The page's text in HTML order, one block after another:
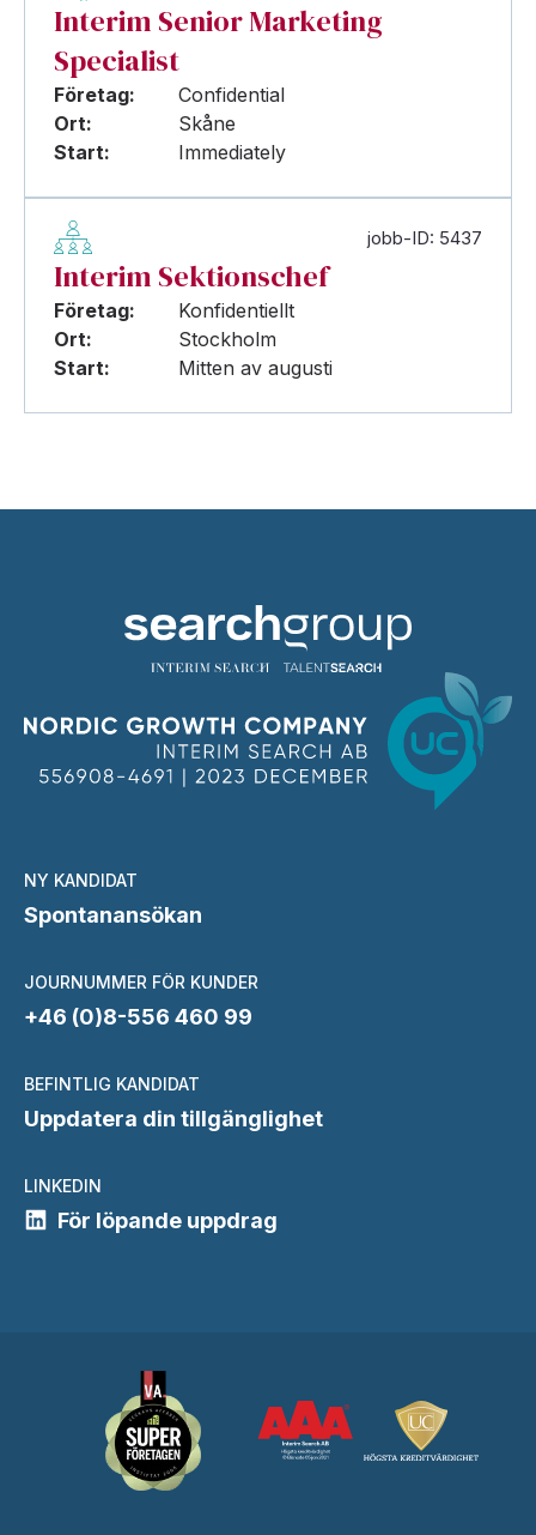
Interim Senior Marketing
Specialist
Företag:
Confidential
Ort:
Skåne
Start:
Immediately
jobb-ID: 5437
Interim Sektionschef
Företag:
Konfidentiellt
Ort:
Stockholm
Start:
Mitten av augusti
NY KANDIDAT
Spontanansökan
JOURNUMMER FÖR KUNDER
+46 (0)8-556 460 99
BEFINTLIG KANDIDAT
Uppdatera din tillgänglighet
LINKEDIN
För löpande uppdrag